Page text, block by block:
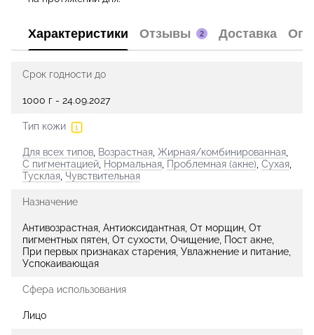
Характеристики Отзывы 2 Доставка
Срок годности до
1000 г - 24.09.2027
Тип кожи
Для всех типов Возрастная Жирная/комбинированная
С пигментацией Нормальная Проблемная (акне) Сухая
Тусклая Чувствительная
Назначение
Антивозрастная, Антиоксидантная, От морщин, От
пигментных пятен, От сухости, Очищение, Пост акне,
При первых признаках старения, Увлажнение и питание,
Успокаивающая
Сфера использования
Лицо